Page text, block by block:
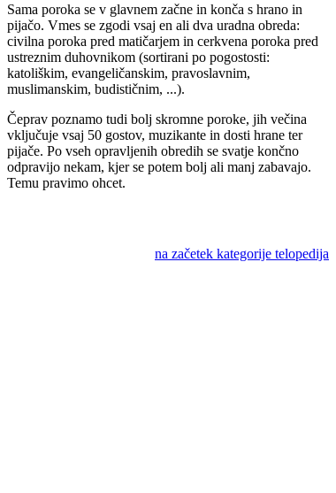
Sama poroka se v glavnem začne in konča s hrano in
pijačo. Vmes se zgodi vsaj en ali dva uradna obreda:
civilna poroka pred matičarjem in cerkvena poroka pred
ustreznim duhovnikom (sortirani po pogostosti:
katoliškim, evangeličanskim, pravoslavnim,
muslimanskim, budističnim, ...).
Čeprav poznamo tudi bolj skromne poroke, jih večina
vključuje vsaj 50 gostov, muzikante in dosti hrane ter
pijače. Po vseh opravljenih obredih se svatje končno
odpravijo nekam, kjer se potem bolj ali manj zabavajo.
Temu pravimo ohcet.
na začetek kategorije telopedija